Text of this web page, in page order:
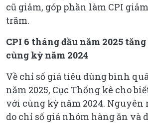
cũ giảm, góp phần làm CPI
trăm.
CPI 6 tháng đầu năm 2025 tăng
cùng kỳ năm 2024
Về chỉ số giá tiêu dùng bình
năm 2025, Cục Thống kê cho
với cùng kỳ năm 2024. Nguyên
do chỉ số giá nhóm hàng ăn và